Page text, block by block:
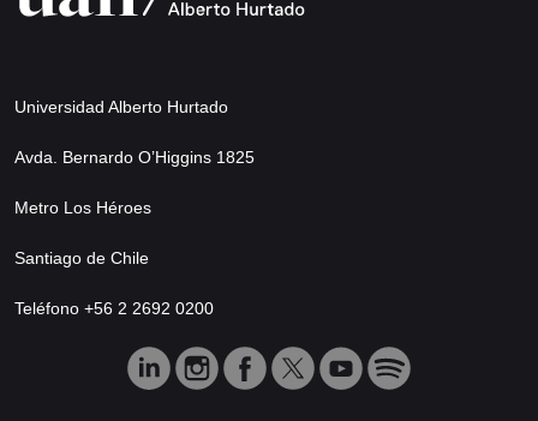
Universidad Alberto Hurtado
Avda. Bernardo O’Higgins 1825
Metro Los Héroes
Santiago de Chile
Teléfono +56 2 2692 0200